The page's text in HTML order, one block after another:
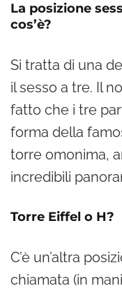
La posizione
cos’è?
Si tratta di una
il sesso a tre. Il
fatto che i tre
forma della
torre omonima,
incredibili
Torre Eiffel o H?
C’è un’altra
chiamata (in